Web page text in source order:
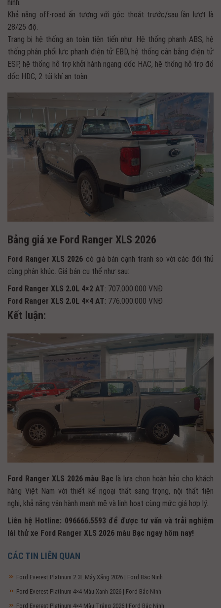
hình.
Khả năng off-road ấn tượng với góc thoát trước/sau lần lượt là
28/25 độ.
Trang bị hệ thống an toàn tiên tiến như: Hệ thống phanh ABS, hệ
thống phân phối lực phanh điện tử EBD, hệ thống cân bằng điện tử
ESP, hệ thống hỗ trợ khởi hành ngang dốc HAC, hệ thống hỗ trợ đổ
dốc HDC, 2 túi khí an toàn.
Bảng giá xe Ford Ranger XLS 2026
Ford Ranger XLS 2026 có giá bán cạnh tranh so với các đối thủ
cùng phân khúc. Giá bán cụ thể như sau:
Ford Ranger XLS 2.0L 4×2 AT: 707.000.000 VNĐ
Ford Ranger XLS 2.0L 4×4 AT: 776.000.000 VNĐ
Kết luận:
Ford Ranger XLS 2026 màu Bạc là lựa chọn hoàn hảo cho khách
hàng Việt Nam với thiết kế ngoại thất sang trọng, nội thất tiện
nghi, khả năng vận hành mạnh mẽ và linh hoạt cùng mức giá hợp lý.
Liên hệ Hotline: 096666.5593 để được tư vấn và trải nghiệm
lái thử xe Ford Ranger XLS 2026 màu Bạc ngay hôm nay!
CÁC TIN LIÊN QUAN
Ford Everest Platinum 2.3L Máy Xăng 2026 | Ford Bắc Ninh
Ford Everest Platinum 4×4 Màu Xanh 2026 | Ford Bắc Ninh
Ford Everest Platinum 4×4 Màu Trắng 2026 | Ford Bắc Ninh